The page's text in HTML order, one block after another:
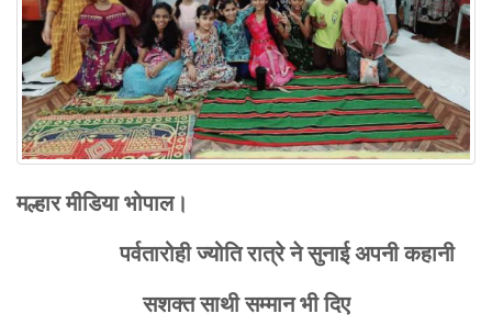
मल्हार मीडिया भोपाल।
पर्वतारोही ज्योति रात्रे ने सुनाई अपनी कहानी
सशक्त साथी सम्मान भी दिए